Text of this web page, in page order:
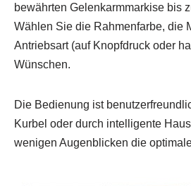
bewährten Gelenkarmmarkise bis
Wählen Sie die Rahmenfarbe, die
Antriebsart (auf Knopfdruck oder
Wünschen.
Die Bedienung ist
Kurbel oder durch intelligente
wenigen Augenblicken die